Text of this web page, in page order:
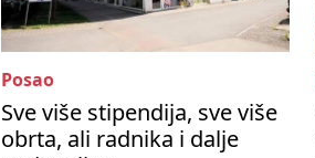
Posao
Sve više stipendija, sve više
obrta, ali radnika i dalje